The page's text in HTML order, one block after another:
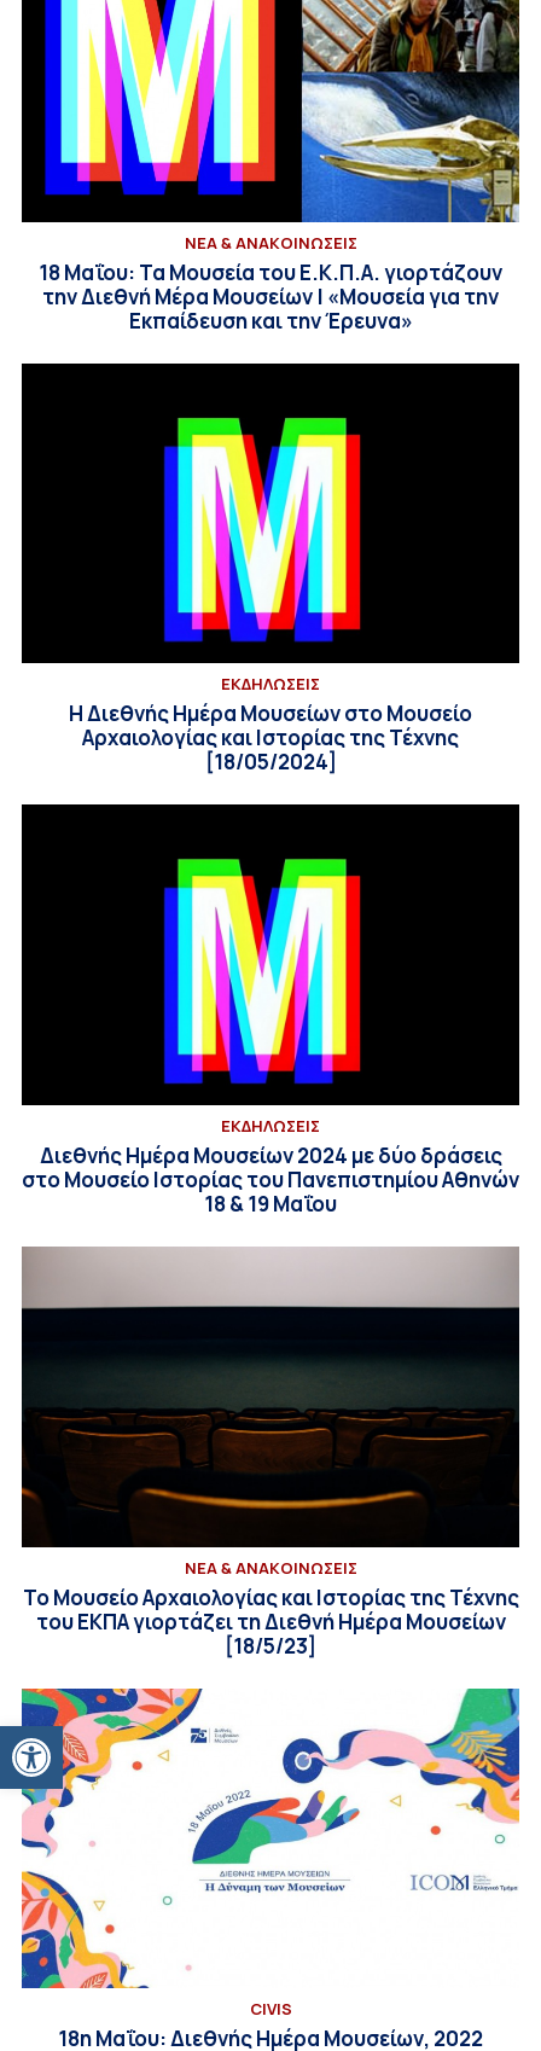
Ανοίξτε τη γραμμή εργαλείων
ΝΕΑ & ΑΝΑΚΟΙΝΩΣΕΙΣ
18 Μαΐου: Τα Μουσεία του Ε.Κ.Π.Α. γιορτάζουν
την Διεθνή Μέρα Μουσείων | «Μουσεία για την
Εκπαίδευση και την Έρευνα»
ΕΚΔΗΛΩΣΕΙΣ
Η Διεθνής Ημέρα Μουσείων στο Μουσείο
Αρχαιολογίας και Ιστορίας της Τέχνης
[18/05/2024]
ΕΚΔΗΛΩΣΕΙΣ
Διεθνής Ημέρα Μουσείων 2024 με δύο δράσεις
στο Μουσείο Ιστορίας του Πανεπιστημίου Αθηνών
18 & 19 Μαΐου
ΝΕΑ & ΑΝΑΚΟΙΝΩΣΕΙΣ
Το Μουσείο Αρχαιολογίας και Ιστορίας της Τέχνης
του ΕΚΠΑ γιορτάζει τη Διεθνή Ημέρα Μουσείων
[18/5/23]
CIVIS
18η Μαΐου: Διεθνής Ημέρα Μουσείων, 2022